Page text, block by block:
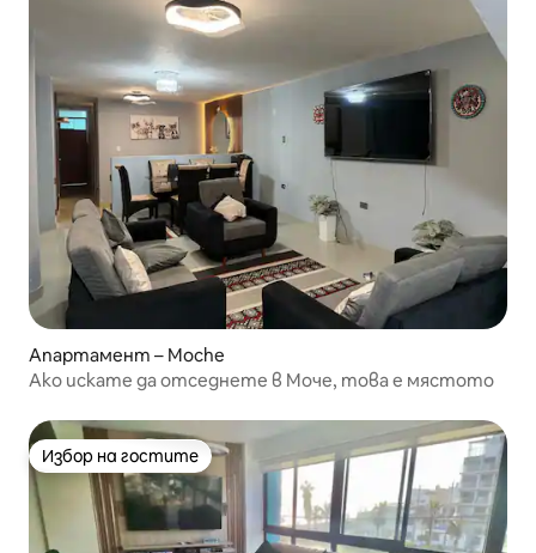
Апартамент – Moche
Ако искате да отседнете в Моче, това е мястото
Избор на гостите
Избор на гостите